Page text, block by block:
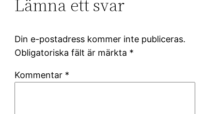
Lämna ett svar
Din e-postadress kommer inte publiceras.
Obligatoriska fält är märkta *
Kommentar *